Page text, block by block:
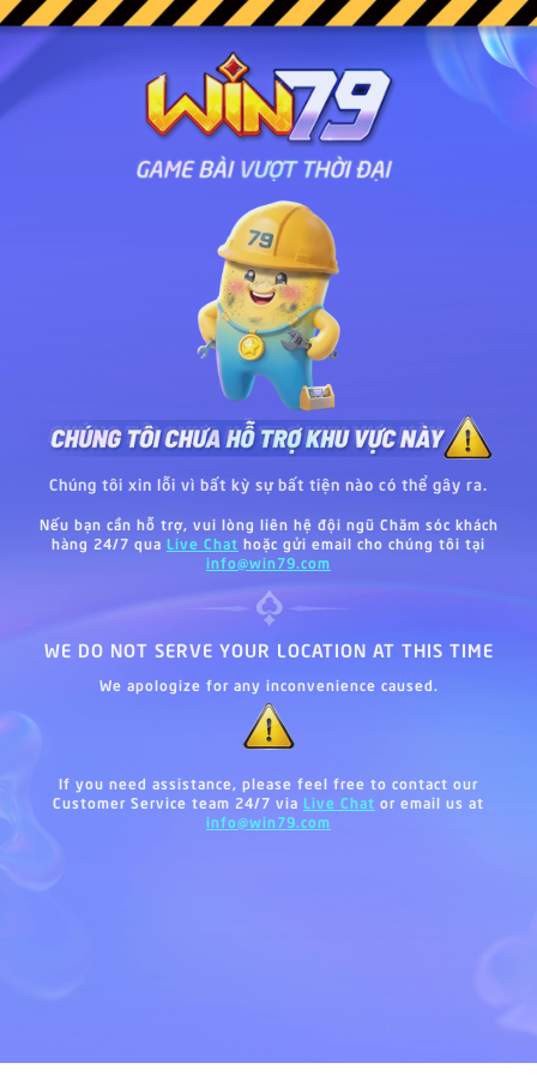
Chúng tôi xin lỗi vì bất kỳ sự bất tiện nào có thể gây ra.
Nếu bạn cần hỗ trợ, vui lòng liên hệ đội ngũ Chăm sóc khách
hàng 24/7 qua Live Chat hoặc gửi email cho chúng tôi tại
info@win79.com
WE DO NOT SERVE YOUR LOCATION AT THIS TIME
We apologize for any inconvenience caused.
If you need assistance, please feel free to contact our
Customer Service team 24/7 via Live Chat or email us at
info@win79.com